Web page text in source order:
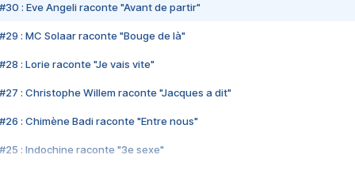
#30 : Eve Angeli raconte "Avant de partir"
#29 : MC Solaar raconte "Bouge de là"
#28 : Lorie raconte "Je vais vite"
#27 : Christophe Willem raconte "Jacques a dit"
#26 : Chimène Badi raconte "Entre nous"
#25 : Indochine raconte "3e sexe"